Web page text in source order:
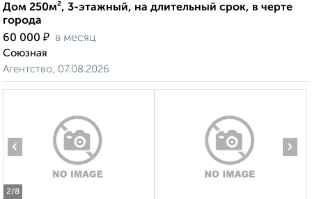
Дом 250м², 3-этажный, на длительный срок, в черте
города
60 000 ₽ в месяц
Союзная
Агентство, 07.08.2026
2/8
‹ ›